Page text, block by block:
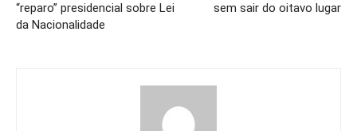
“reparo” presidencial sobre Lei
da Nacionalidade
sem sair do oitavo lugar